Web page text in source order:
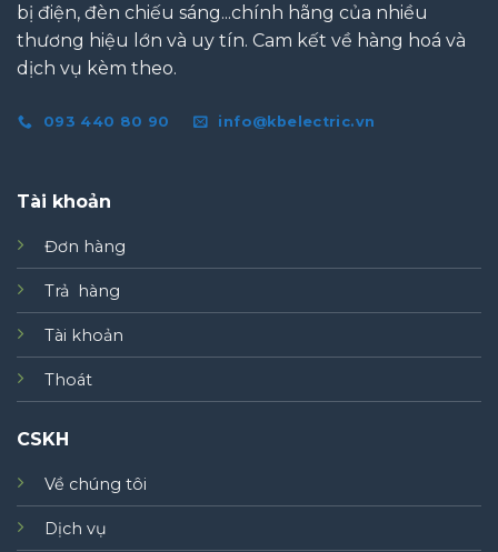
bị điện, đèn chiếu sáng...chính hãng của nhiều
thương hiệu lớn và uy tín. Cam kết về hàng hoá và
dịch vụ kèm theo.
093 440 80 90 info@kbelectric.vn
Tài khoản
Đơn hàng
Trả hàng
Tài khoản
Thoát
CSKH
Về chúng tôi
Dịch vụ